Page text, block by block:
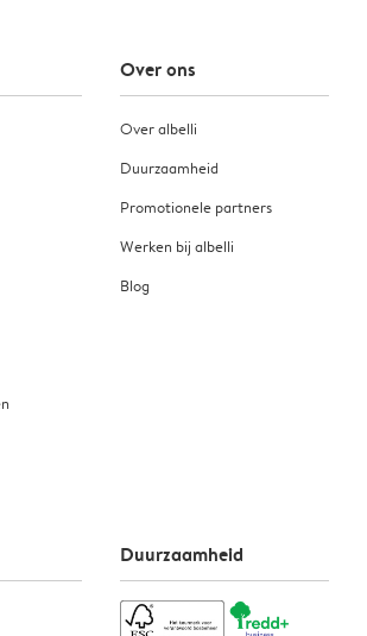
Over ons
Over albelli
Duurzaamheid
Promotionele partners
Werken bij albelli
Blog
Duurzaamheid